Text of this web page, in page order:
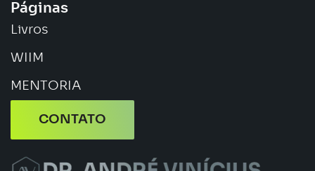
Páginas
Livros
WIIM
MENTORIA
CONTATO